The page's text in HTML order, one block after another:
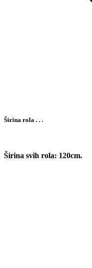
Širina rola . . .
Širina svih rola: 120cm.